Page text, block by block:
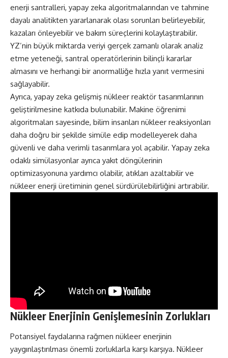
enerji santralleri, yapay zeka algoritmalarından ve tahmine
dayalı analitikten yararlanarak olası sorunları belirleyebilir,
kazaları önleyebilir ve bakım süreçlerini kolaylaştırabilir.
YZ’nin büyük miktarda veriyi gerçek zamanlı olarak analiz
etme yeteneği, santral operatörlerinin bilinçli kararlar
almasını ve herhangi bir anormalliğe hızla yanıt vermesini
sağlayabilir.
Ayrıca, yapay zeka gelişmiş nükleer reaktör tasarımlarının
geliştirilmesine katkıda bulunabilir. Makine öğrenimi
algoritmaları sayesinde, bilim insanları nükleer reaksiyonları
daha doğru bir şekilde simüle edip modelleyerek daha
güvenli ve daha verimli tasarımlara yol açabilir. Yapay zeka
odaklı simülasyonlar ayrıca yakıt döngülerinin
optimizasyonuna yardımcı olabilir, atıkları azaltabilir ve
nükleer enerji üretiminin genel sürdürülebilirliğini artırabilir.
Nükleer Enerjinin Genişlemesinin Zorlukları
Potansiyel faydalarına rağmen nükleer enerjinin
yaygınlaştırılması önemli zorluklarla karşı karşıya. Nükleer